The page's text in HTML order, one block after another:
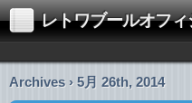
レトワブールオフ
Archives › 5月 26th, 2014